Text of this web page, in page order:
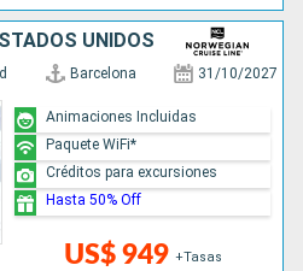
UNIDOS
Barcelona 31/10/2027
US$ 949 +Tasas
Animaciones Incluidas
Paquete WiFi*
Créditos para excursiones
Hasta 50% Off